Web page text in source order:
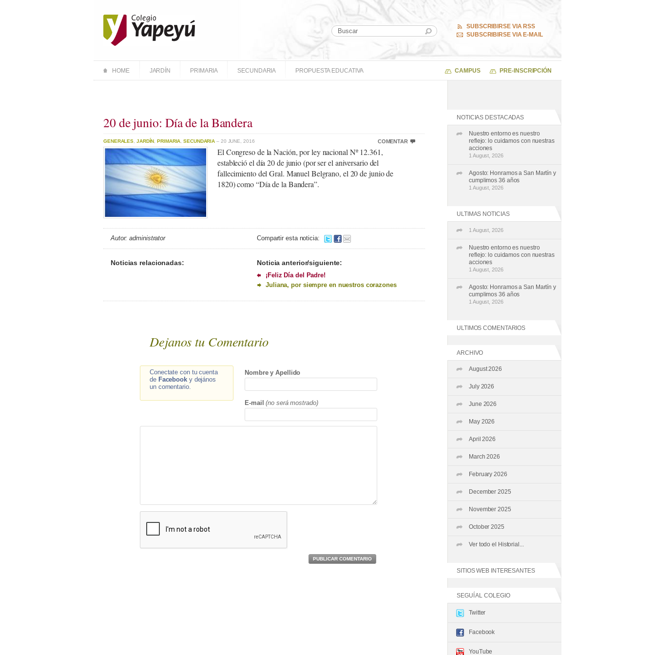
SUBSCRIBIRSE VIA RSS
SUBSCRIBIRSE VIA E-MAIL
HOME JARDÍN PRIMARIA SECUNDARIA PROPUESTA EDUCATIVA CAMPUS PRE-INSCRIPCIÓN
20 de junio: Día de la Bandera
GENERALES JARDÍN ,PRIMARIA ,SECUNDARIA – 20 JUNE, 2016 COMENTAR
El Congreso de la Nación, por ley nacional Nº 12.361,
estableció el día 20 de junio (por ser el aniversario del
fallecimiento del Gral. Manuel Belgrano, el 20 de junio de
1820) como “Día de la Bandera”.
Autor: administrator Compartir esta noticia:
Noticias relacionadas: Noticia anterior/siguiente:
¡Feliz Día del Padre!
Juliana, por siempre en nuestros corazones
Dejanos tu Comentario
Conectate con tu cuenta
de Facebooky dejános
un comentario.
Nombre y Apellido
E-mail (no será mostrado)
PUBLICAR COMENTARIO
NOTICIAS DESTACADAS
Nuestro entorno es nuestro
reflejo: lo cuidamos con nuestras
acciones
1 August, 2026
Agosto: Honramos a San Martín y
cumplimos 36 años
1 August, 2026
ULTIMAS NOTICIAS
1 August, 2026
Nuestro entorno es nuestro
reflejo: lo cuidamos con nuestras
acciones
1 August, 2026
Agosto: Honramos a San Martín y
cumplimos 36 años
1 August, 2026
ULTIMOS COMENTARIOS
ARCHIVO
August 2026
July 2026
June 2026
May 2026
April 2026
March 2026
February 2026
December 2025
November 2025
October 2025
Ver todo el Historial...
SITIOS WEB INTERESANTES
SEGUÍ AL COLEGIO
Twitter
Facebook
YouTube